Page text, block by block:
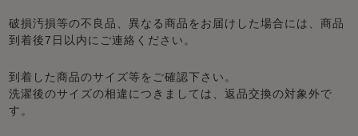
破損汚損等の不良品、異なる商品をお届けした場合には、商品
到着後7日以内にご連絡ください。
到着した商品のサイズ等をご確認下さい。
洗濯後のサイズの相違につきましては、返品交換の対象外で
す。